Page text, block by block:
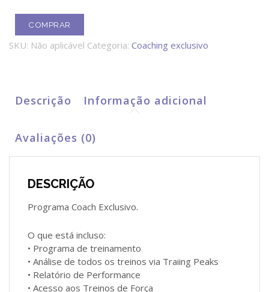
COMPRAR
SKU: Não aplicável Categoria: Coaching exclusivo
Descrição Informação adicional
Avaliações (0)
DESCRIÇÃO
Programa Coach Exclusivo.
O que está incluso:
• Programa de treinamento
• Análise de todos os treinos via Traiing Peaks
• Relatório de Performance
• Acesso aos Treinos de Força